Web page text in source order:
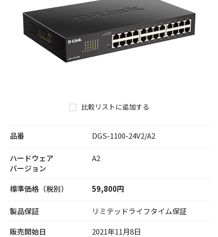
比較リストに追加する
品番 DGS-1100-24V2/A2
ハードウェア
バージョン
A2
標準価格（税別） 59,800円
製品保証
リミテッドライフタイム保証
販売開始日
2021年11月8日